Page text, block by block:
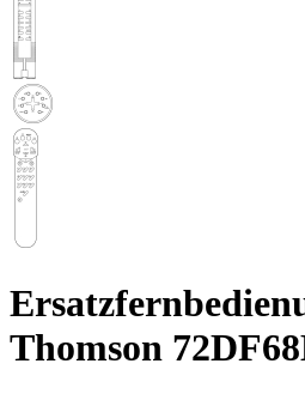
Thomson